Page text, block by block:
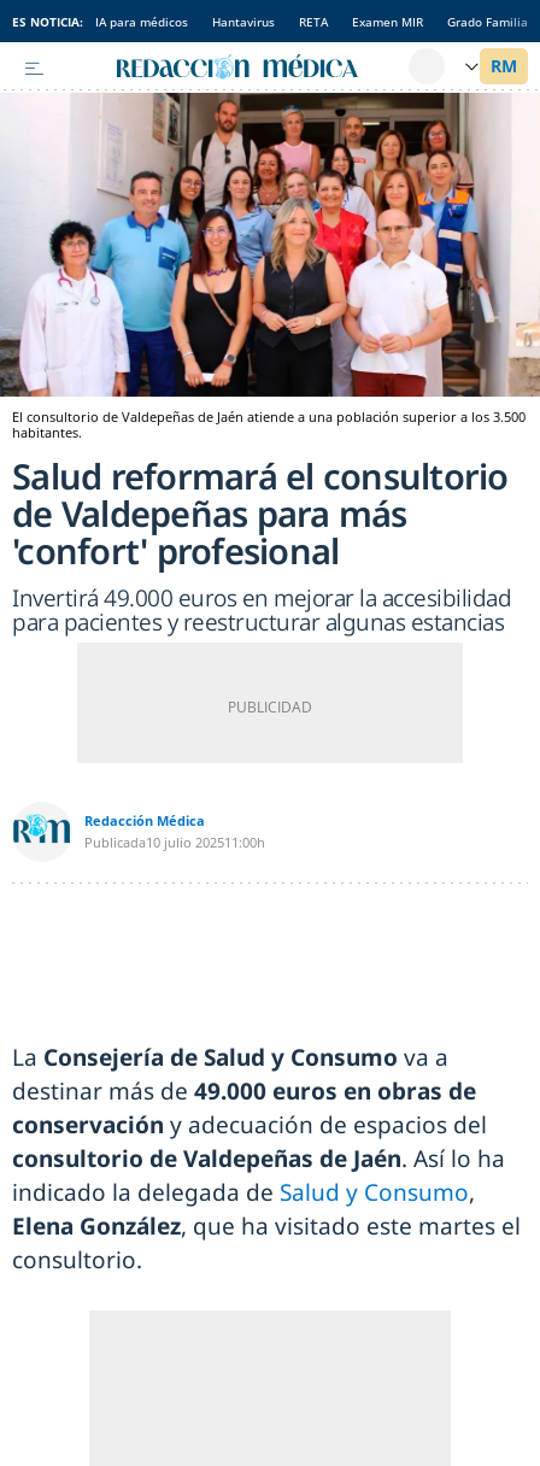
ES NOTICIA: IA para médicos Hantavirus RETA Examen MIR Grado Familia
El consultorio de Valdepeñas de Jaén atiende a una población superior a los 3.500
habitantes.
Salud reformará el consultorio
de Valdepeñas para más
'confort' profesional
Invertirá 49.000 euros en mejorar la accesibilidad
para pacientes y reestructurar algunas estancias
Redacción Médica
Publicada10 julio 202511:00h
La Consejería de Salud y Consumo va a
destinar más de 49.000 euros en obras de
conservación y adecuación de espacios del
consultorio de Valdepeñas de Jaén. Así lo ha
indicado la delegada de Salud y Consumo,
Elena González, que ha visitado este martes el
consultorio.